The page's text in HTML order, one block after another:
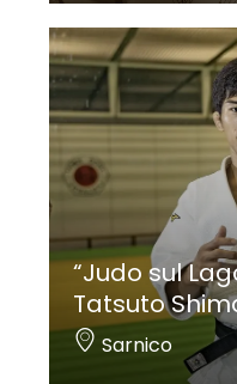
“Judo sul
Tatsuto
Sarnico